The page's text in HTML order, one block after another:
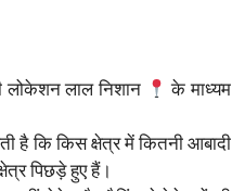
लाल निशान
के माध्यम
है कि किस क्षेत्र में कितनी आबादी
पिछड़े हुए हैं।